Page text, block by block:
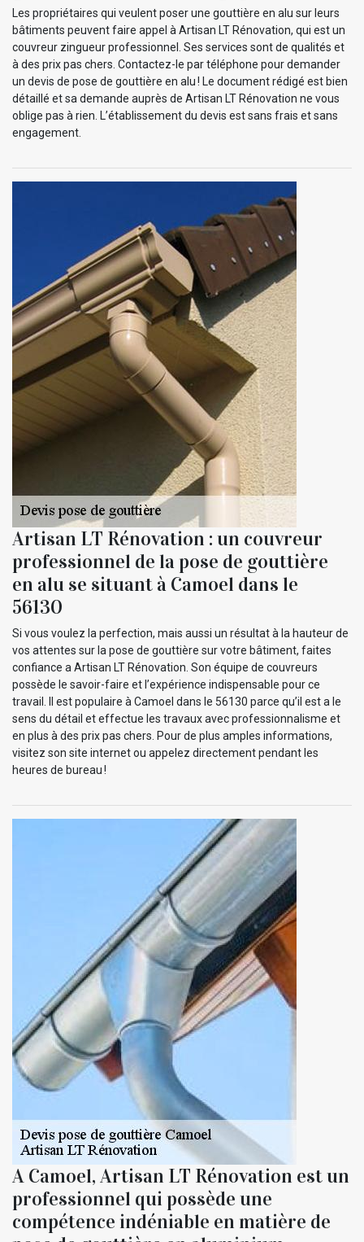
Les propriétaires qui veulent poser une gouttière en alu sur leurs
bâtiments peuvent faire appel à Artisan LT Rénovation, qui est un
couvreur zingueur professionnel. Ses services sont de qualités et
à des prix pas chers. Contactez-le par téléphone pour demander
un devis de pose de gouttière en alu ! Le document rédigé est bien
détaillé et sa demande auprès de Artisan LT Rénovation ne vous
oblige pas à rien. L’établissement du devis est sans frais et sans
engagement.
Artisan LT Rénovation : un couvreur
professionnel de la pose de gouttière
en alu se situant à Camoel dans le
56130
Si vous voulez la perfection, mais aussi un résultat à la hauteur de
vos attentes sur la pose de gouttière sur votre bâtiment, faites
confiance a Artisan LT Rénovation. Son équipe de couvreurs
possède le savoir-faire et l’expérience indispensable pour ce
travail. Il est populaire à Camoel dans le 56130 parce qu’il est a le
sens du détail et effectue les travaux avec professionnalisme et
en plus à des prix pas chers. Pour de plus amples informations,
visitez son site internet ou appelez directement pendant les
heures de bureau !
A Camoel, Artisan LT Rénovation est un
professionnel qui possède une
compétence indéniable en matière de